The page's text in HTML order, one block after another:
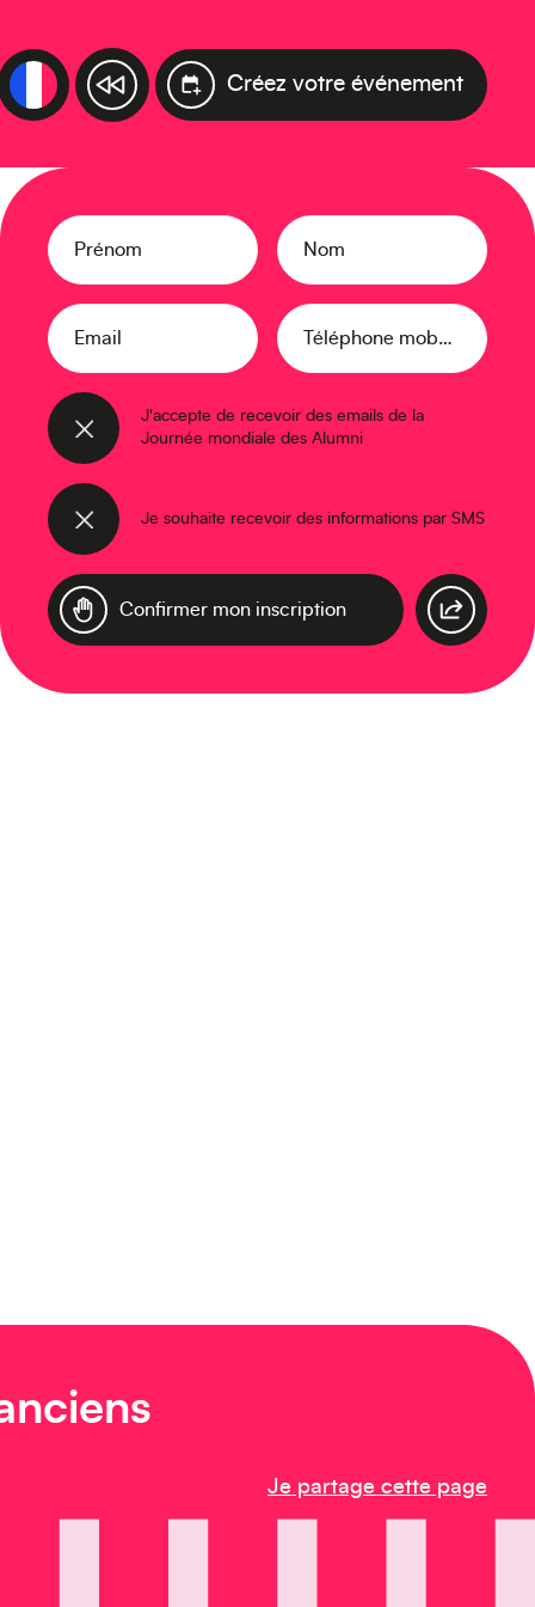
Créez votre événement
Prénom Nom
Email Téléphone mobile
J'accepte de recevoir des emails de la
Journée mondiale des Alumni
Je souhaite recevoir des informations par SMS
Je partage cette page